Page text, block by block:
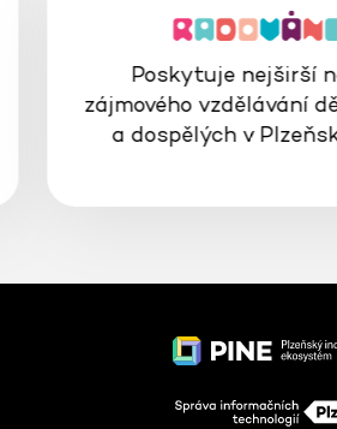
Poskytuje nejširší
zájmového vzdělávání
a dospělých v